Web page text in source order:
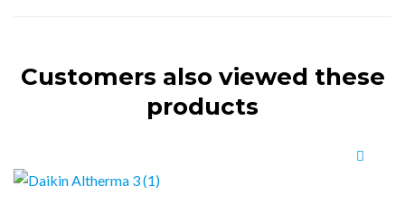
Customers also viewed these
products